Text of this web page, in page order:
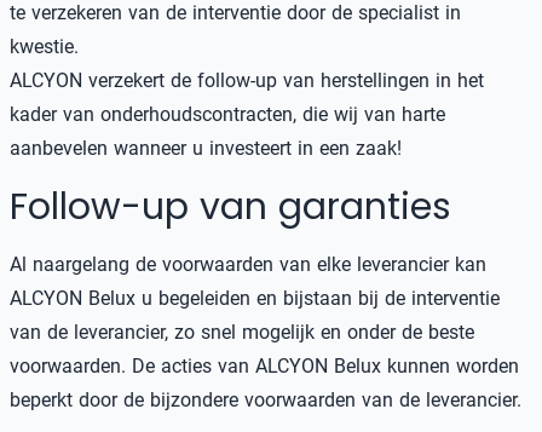
te verzekeren van de interventie door de specialist in
kwestie.
ALCYON verzekert de follow-up van herstellingen in het
kader van onderhoudscontracten, die wij van harte
aanbevelen wanneer u investeert in een zaak!
Follow-up van garanties
Al naargelang de voorwaarden van elke leverancier kan
ALCYON Belux u begeleiden en bijstaan bij de interventie
van de leverancier, zo snel mogelijk en onder de beste
voorwaarden. De acties van ALCYON Belux kunnen worden
beperkt door de bijzondere voorwaarden van de leverancier.